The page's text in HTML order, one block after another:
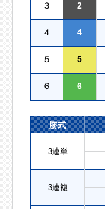
３ 2
４ 4
５ 5
６ 6
勝式
3連単
3連複